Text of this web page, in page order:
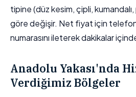
tipine (düz kesim, çipli, kumandalı,
göre değişir. Net fiyat için
numarasını ileterek dakikalar
Anadolu Yakası'nda
Verdiğimiz Bölgeler